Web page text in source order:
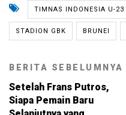
TIMNAS INDONESIA U-23
STADION GBK BRUNEI
BERITA SEBELUMNYA
Setelah Frans Putros,
Siapa Pemain Baru